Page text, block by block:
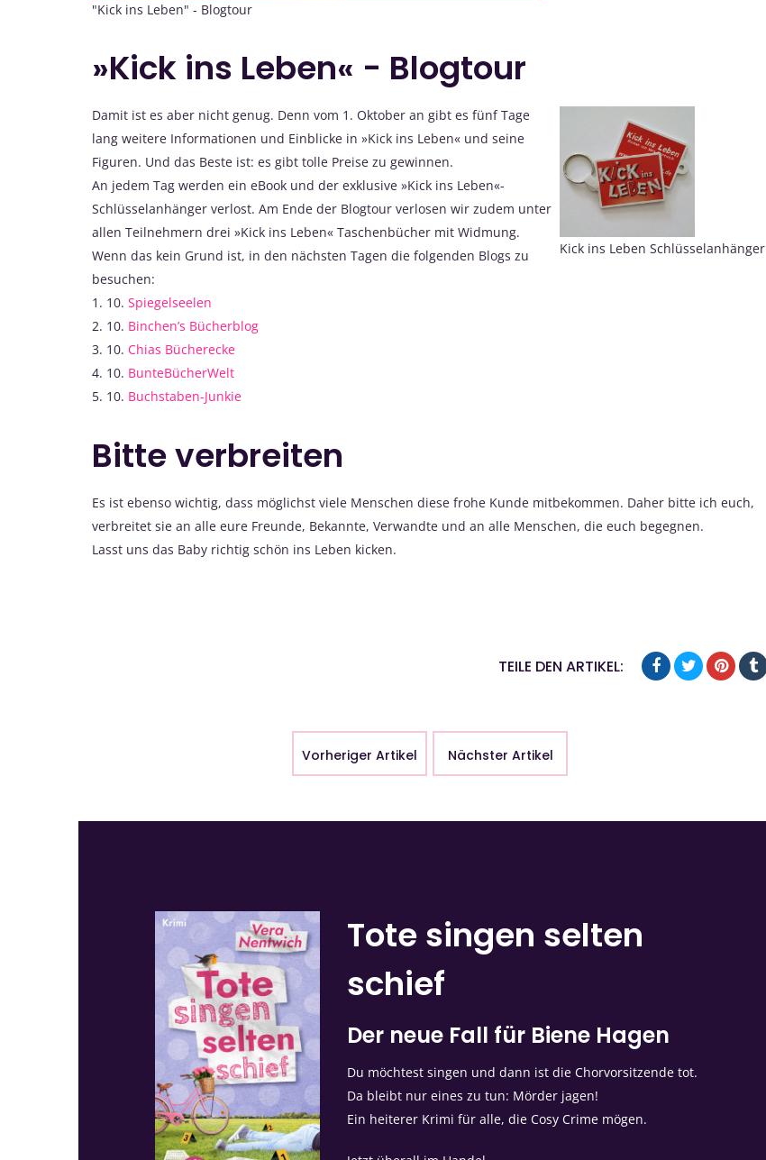
"Kick ins Leben" - Blogtour
»Kick ins Leben« - Blogtour
Kick ins Leben Schlüsselanhänger
Damit ist es aber nicht genug. Denn vom 1. Oktober an gibt es fünf Tage
lang weitere Informationen und Einblicke in »Kick ins Leben« und seine
Figuren. Und das Beste ist: es gibt tolle Preise zu gewinnen.
An jedem Tag werden ein eBook und der exklusive »Kick ins Leben«-
Schlüsselanhänger verlost. Am Ende der Blogtour verlosen wir zudem unter
allen Teilnehmern drei »Kick ins Leben« Taschenbücher mit Widmung.
Wenn das kein Grund ist, in den nächsten Tagen die folgenden Blogs zu
besuchen:
1. 10. Spiegelseelen
2. 10. Binchen’s Bücherblog
3. 10. Chias Bücherecke
4. 10. BunteBücherWelt
5. 10. Buchstaben-Junkie
Bitte verbreiten
Es ist ebenso wichtig, dass möglichst viele Menschen diese frohe Kunde mitbekommen. Daher bitte ich euch,
verbreitet sie an alle eure Freunde, Bekannte, Verwandte und an alle Menschen, die euch begegnen.
Lasst uns das Baby richtig schön ins Leben kicken.
TEILE DEN ARTIKEL:
Vorheriger Artikel Nächster Artikel
Tote singen selten
schief
Der neue Fall für Biene Hagen
Du möchtest singen und dann ist die Chorvorsitzende tot.
Da bleibt nur eines zu tun: Mörder jagen!
Ein heiterer Krimi für alle, die Cosy Crime mögen.